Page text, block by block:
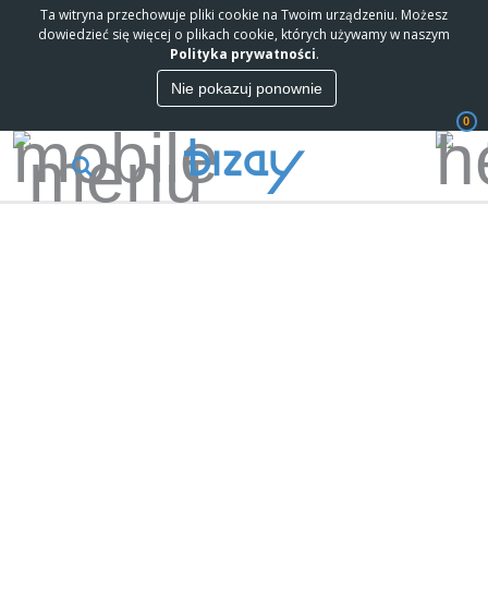
Ta witryna przechowuje pliki cookie na Twoim urządzeniu. Możesz
dowiedzieć się więcej o plikach cookie, których używamy w naszym
Polityka prywatności.
Nie pokazuj ponownie
0